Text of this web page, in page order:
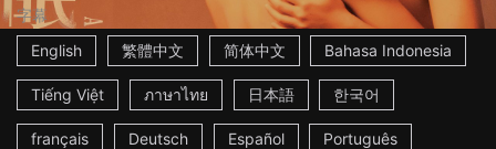
字幕
English
繁體中文 简体中文 Bahasa Indonesia
Tiếng Việt ภาษาไทย 日本語 한국어
français Deutsch Español Português